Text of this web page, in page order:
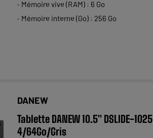
Mémoire vive (RAM) : 6 Go
Mémoire interne (Go) : 256 Go
DANEW
Tablette DANEW 10.5" DSLIDE-1025
4/64Go/Gris